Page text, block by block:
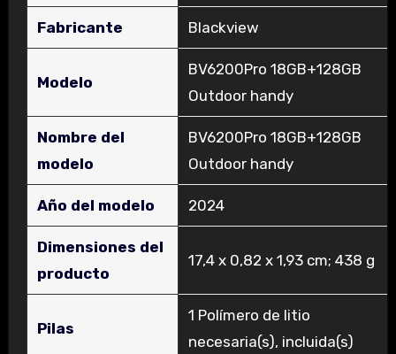
Fabricante ‎Blackview
Modelo
‎BV6200Pro 18GB+128GB
Outdoor handy
Nombre del
modelo
‎BV6200Pro 18GB+128GB
Outdoor handy
Año del modelo ‎2024
Dimensiones del
producto
‎17,4 x 0,82 x 1,93 cm; 438 g
Pilas
‎1 Polímero de litio
necesaria(s), incluida(s)